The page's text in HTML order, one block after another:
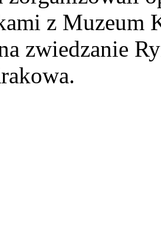
z Muzeum
zwiedzanie